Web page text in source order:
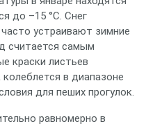
до –15 °C. Снег
устраивают зимние
считается самым
краски листьев
в диапазоне
для пеших прогулок.
равномерно в